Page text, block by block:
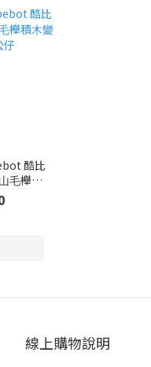
酷比
⽑櫸積
仔
線上購物說明